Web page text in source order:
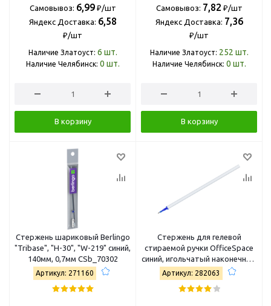
Самовывоз: 6,99₽/шт
Яндекс Доставка: 6,58
₽/шт
Наличие Златоуст: 6 шт.
Наличие Челябинск: 0 шт.
В корзину
Самовывоз: 7,82 ₽/шт
Яндекс Доставка: 7,36
₽/шт
Наличие Златоуст: 252 шт.
Наличие Челябинск: 0 шт.
В корзину
Стержень шариковый Berlingo
"Tribase", "H-30", "W-219" синий,
140мм, 0,7мм CSb_70302
Артикул: 271160
Стержень для гелевой
стираемой ручки OfficeSpace
синий, игольчатый наконечник,
131мм, 0,5мм (282063)
Артикул: 282063